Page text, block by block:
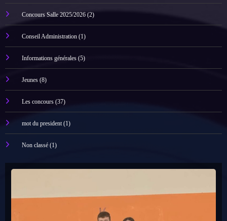
Concours Salle 2025/2026(2)
Conseil Administration(1)
Informations générales(5)
Jeunes(8)
Les concours(37)
mot du president(1)
Non classé(1)